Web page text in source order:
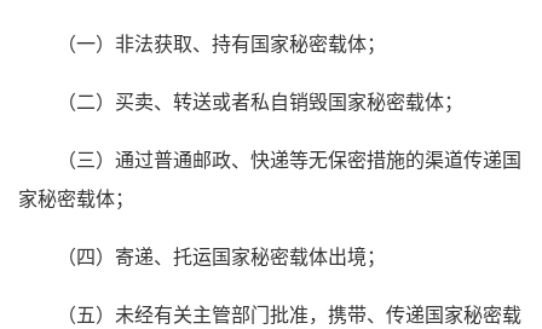
（一）非法获取、持有国家秘密载体；
（二）买卖、转送或者私自销毁国家秘密载体；
（三）通过普通邮政、快递等无保密措施的渠道传递国
家秘密载体；
（四）寄递、托运国家秘密载体出境；
（五）未经有关主管部门批准，携带、传递国家秘密载